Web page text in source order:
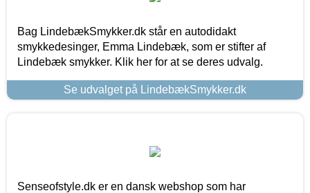
Bag LindebækSmykker.dk står en autodidakt
smykkedesinger, Emma Lindebæk, som er stifter af
Lindebæk smykker. Klik her for at se deres udvalg.
Se udvalget på LindebækSmykker.dk
Senseofstyle.dk er en dansk webshop som har